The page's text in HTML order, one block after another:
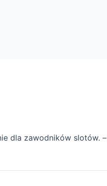
dla zawodników slotów. –